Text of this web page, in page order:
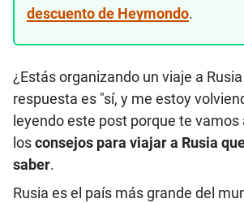
descuento de Heymondo.
¿Estás organizando un viaje a
respuesta es "sí, y me estoy
leyendo este post porque te
losconsejos para viajar a Rusia
saber.
Rusia es el país más grande del